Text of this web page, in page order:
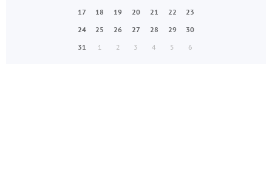
17
18 19 20 21 22
23
24
25 26 27 28 29
30
31
1 2 3 4 5 6